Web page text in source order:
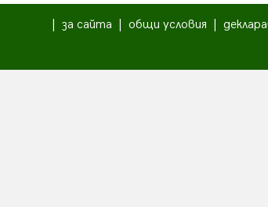
за сайта общи условия